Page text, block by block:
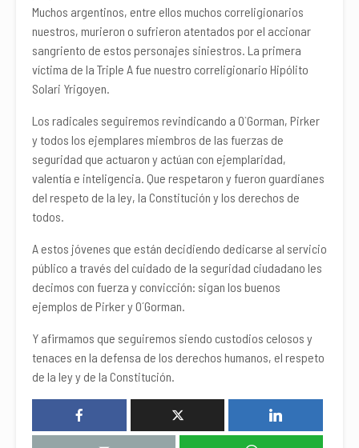
Muchos argentinos, entre ellos muchos correligionarios
nuestros, murieron o sufrieron atentados por el accionar
sangriento de estos personajes siniestros. La primera
víctima de la Triple A fue nuestro correligionario Hipólito
Solari Yrigoyen.
Los radicales seguiremos revindicando a O`Gorman, Pirker
y todos los ejemplares miembros de las fuerzas de
seguridad que actuaron y actúan con ejemplaridad,
valentía e inteligencia. Que respetaron y fueron guardianes
del respeto de la ley, la Constitución y los derechos de
todos.
A estos jóvenes que están decidiendo dedicarse al servicio
público a través del cuidado de la seguridad ciudadano les
decimos con fuerza y convicción: sigan los buenos
ejemplos de Pirker y O´Gorman.
Y afirmamos que seguiremos siendo custodios celosos y
tenaces en la defensa de los derechos humanos, el respeto
de la ley y de la Constitución.